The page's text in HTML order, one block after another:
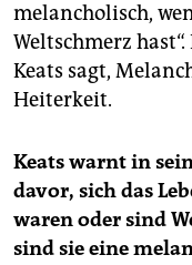
melancholisch,
Weltschmerz
Keats sagt,
Heiterkeit.
Keats warnt in
davor, sich das
waren oder sind
sind sie eine